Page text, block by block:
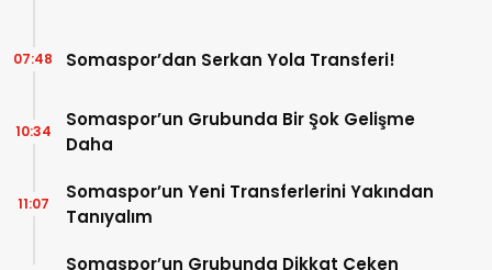
Somaspor’dan Serkan Yola Transferi!
07:48
Somaspor’un Grubunda Bir Şok Gelişme
Daha
10:34
Somaspor’un Yeni Transferlerini Yakından
Tanıyalım
11:07
Somaspor’un Grubunda Dikkat Çeken